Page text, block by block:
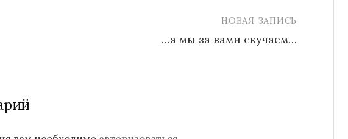
НОВАЯ ЗАПИСЬ
…а мы за вами скучаем…